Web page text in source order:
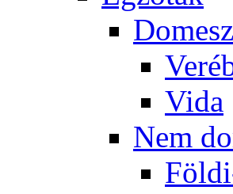
Vida
Nem